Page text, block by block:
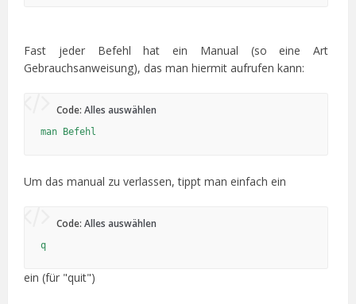
Fast jeder Befehl hat ein Manual (so eine Art
Gebrauchsanweisung), das man hiermit aufrufen kann:
Code: Alles auswählen
man Befehl
Um das manual zu verlassen, tippt man einfach ein
Code: Alles auswählen
q
ein (für "quit")